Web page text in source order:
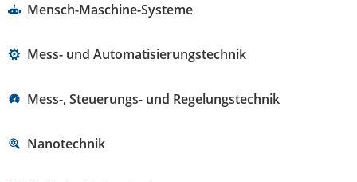
Mensch-Maschine-Systeme
Mess- und Automatisierungstechnik
Mess-, Steuerungs- und Regelungstechnik
Nanotechnik